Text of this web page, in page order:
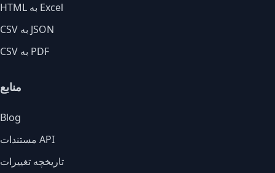
HTML به Excel
CSV به JSON
CSV به PDF
منابع
Blog
مستندات API
تاریخچه تغییرات